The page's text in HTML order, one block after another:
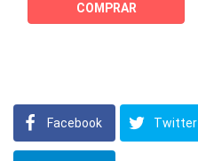
COMPRAR
Facebook Twitter